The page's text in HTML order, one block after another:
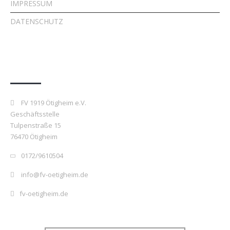
IMPRESSUM
DATENSCHUTZ
FV 1919 Ötigheim e.V.
Geschäftsstelle
Tulpenstraße 15
76470 Ötigheim
0172/9610504
info@fv-oetigheim.de
fv-oetigheim.de